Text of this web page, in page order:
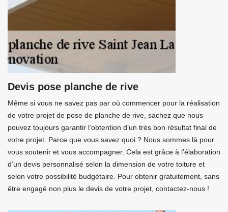
Devis pose planche de rive
Même si vous ne savez pas par où commencer pour la réalisation
de votre projet de pose de planche de rive, sachez que nous
pouvez toujours garantir l’obtention d’un très bon résultat final de
votre projet. Parce que vous savez quoi ? Nous sommes là pour
vous soutenir et vous accompagner. Cela est grâce à l’élaboration
d’un devis personnalisé selon la dimension de votre toiture et
selon votre possibilité budgétaire. Pour obtenir gratuitement, sans
être engagé non plus le devis de votre projet, contactez-nous !